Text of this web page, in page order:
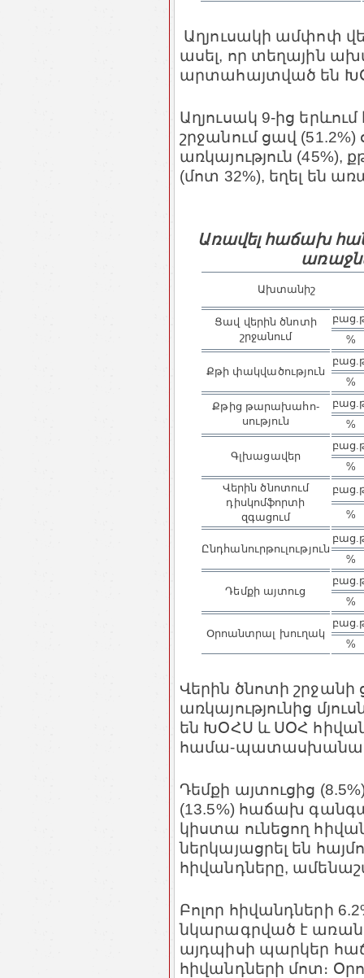
Աղյուսակի ամփոփ
ասել, որ տեղային
արտահայտված են
Աղյուսակ 9-ից
շրջանում ցավ
առկայություն
(մոտ 32%), եղել են
Առավել հաճախ
Ախտանիշ
Ցավ վերին ծնոտի
շրջանում
%
Քթի փակվածություն
%
Քթից թարախահո­
սություն
%
Գլխացավեր
%
Վերին ծնոտում
դիսկոմֆորտի
զգացում
%
Ընդհանուրթուլություն
%
Դեմքի այտուց
%
Օրոանտրալ խուղակ
%
Վերին ծնոտի
առկայությունից
են ԽՕՀՍ և ՍՕՀ
համա-
Դեմքի այտուցից
(13.5%) հաճախ
կիստա ունեցող
ներկայացրել են
հիվանդները,
Բոլոր հիվանդների
նկարագրված է
այդպիսի պարկեր
հիվանդների մոտ։